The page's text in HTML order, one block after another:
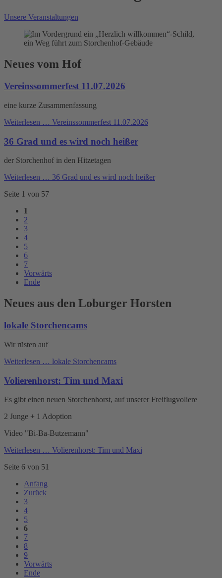
Unsere Veranstaltungen
Neues vom Hof
Vereinssommerfest 11.07.2026
eine kurze Zusammenfassung
Weiterlesen … Vereinssommerfest 11.07.2026
36 Grad und es wird noch heißer
der Storchenhof in den Hitzetagen
Weiterlesen … 36 Grad und es wird noch heißer
Seite 1 von 57
1
2
3
4
5
6
7
Vorwärts
Ende
Neues aus den Loburger Horsten
lokale Storchencams
Wir rüsten auf
Weiterlesen … lokale Storchencams
Volierenhorst: Tim und Maxi
Es gibt einen neuen Storchenhorst, auf unserer Freiflugvoliere
2 Junge + 1 Adoption
Video "Bi-Ba-Butzemann"
Weiterlesen … Volierenhorst: Tim und Maxi
Seite 6 von 51
Anfang
Zurück
3
4
5
6
7
8
9
Vorwärts
Ende